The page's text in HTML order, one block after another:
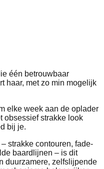
één betrouwbaar
haar, met zo min mogelijk
elke week aan de oplader
obsessief strakke look
bij je.
strakke contouren, fade-
baardlijnen – is dit
duurzamere, zelfslijpende